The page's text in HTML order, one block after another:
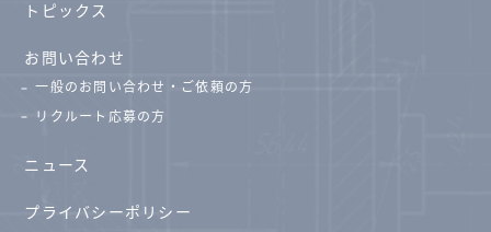
トピックス
お問い合わせ
一般のお問い合わせ・ご依頼の方
リクルート応募の方
ニュース
プライバシーポリシー